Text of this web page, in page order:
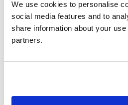
We use cookies to personalise
social media features and to
share information about your
partners.
contacter pour connaître les
nos lits.
Notre finition en bois standard